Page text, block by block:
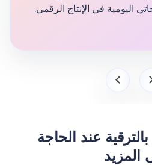
اليومية في الإنتاج الرقمي.
عند الحاجة
المزيد